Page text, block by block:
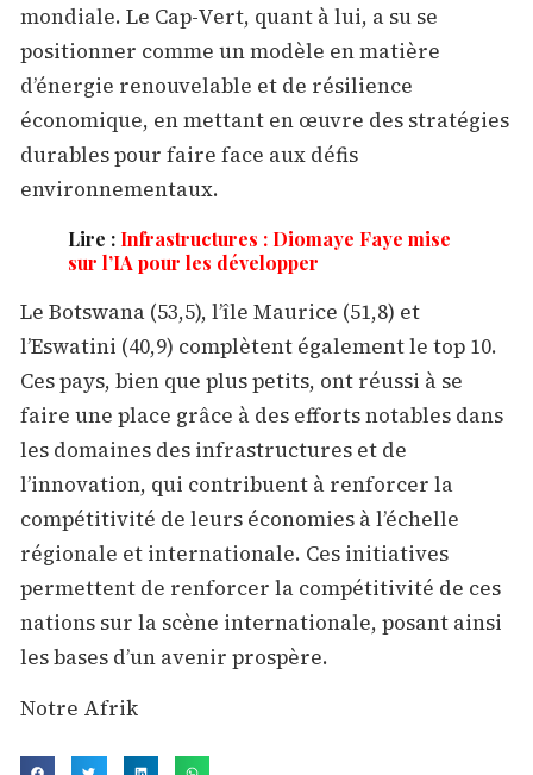
mondiale. Le Cap-Vert, quant à lui, a su se
positionner comme un modèle en matière
d’énergie renouvelable et de résilience
économique, en mettant en œuvre des stratégies
durables pour faire face aux défis
environnementaux.
Lire : Infrastructures : Diomaye Faye mise
sur l’IA pour les développer
Le Botswana (53,5), l’île Maurice (51,8) et
l’Eswatini (40,9) complètent également le top 10.
Ces pays, bien que plus petits, ont réussi à se
faire une place grâce à des efforts notables dans
les domaines des infrastructures et de
l’innovation, qui contribuent à renforcer la
compétitivité de leurs économies à l’échelle
régionale et internationale. Ces initiatives
permettent de renforcer la compétitivité de ces
nations sur la scène internationale, posant ainsi
les bases d’un avenir prospère.
Notre Afrik